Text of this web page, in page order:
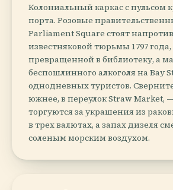
Колониальный каркас с пульсом
порта. Розовые
Parliament Square стоят напротив
известняковой тюрьмы 1797 года,
превращенной в библиотеку, а
беспошлинного алкоголя на Bay
однодневных туристов.
южнее, в переулок Straw Market,
торгуются за украшения из
в трех валютах, а запах дизеля
соленым морским воздухом.